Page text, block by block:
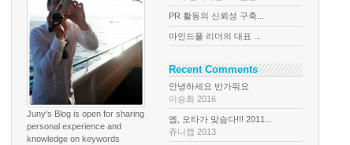
Juny's Blog is open for sharing
personal experience and
knowledge on keywords
PR 활동의 신뢰성 구축...
마인드풀 리더의 대표 ...
Recent Comments
안녕하세요 반가워요
이승희 2016
옙, 오타가 맞슴다!!! 2011...
쥬니캡 2013